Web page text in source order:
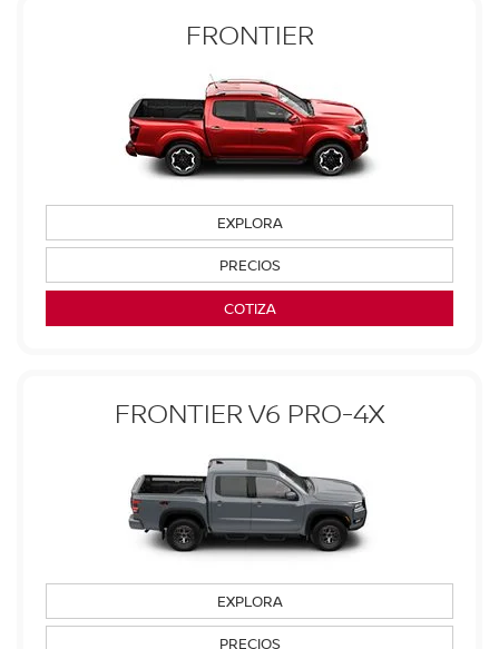
FRONTIER
EXPLORA
PRECIOS
COTIZA
FRONTIER V6 PRO-4X
EXPLORA
PRECIOS